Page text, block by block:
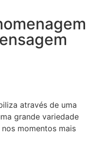
através de uma
grande variedade
momentos mais